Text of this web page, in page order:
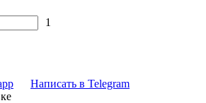
1
Написать в Telegram